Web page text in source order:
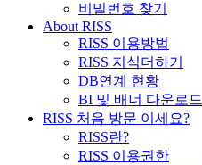
비밀번호 찾기
About RISS
RISS 이용방법
RISS 지식더하기
DB연계 현황
BI 및 배너 다운로드
RISS 처음 방문 이세요?
RISS란?
RISS 이용권한